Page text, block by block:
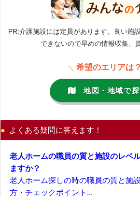
PR:介護施設には定員があります。良い施
できないので早めの情報収集、
＼ 希望のエリアは？
地図・地域で
よくある疑問に答えます！
老人ホームの職員の質と施設のレベ
ますか？
老人ホーム探しの時の職員の質と施
方・チェックポイント...